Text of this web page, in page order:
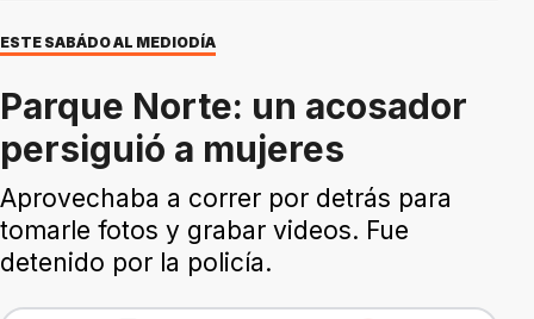
ESTE SABÁDO AL MEDIODÍA
Parque Norte: un acosador
persiguió a mujeres
Aprovechaba a correr por detrás para
tomarle fotos y grabar videos. Fue
detenido por la policía.